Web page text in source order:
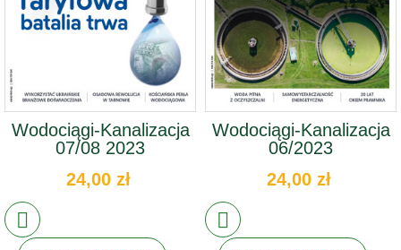
Wodociągi-Kanalizacja
07/08 2023
24,00 zł
Wodociągi-Kanalizacja
06/2023
24,00 zł